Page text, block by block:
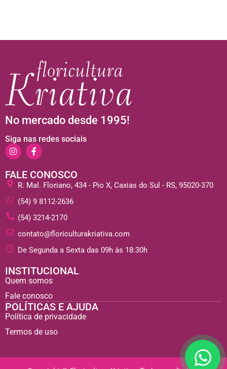
No mercado desde 1995!
Siga nas redes sociais
FALE CONOSCO
R. Mal. Floriano, 434 - Pio X, Caxias do Sul - RS, 95020-370
(54) 9 8112-2636
(54) 3214-2170
contato@floriculturakriativa.com
De Segunda a Sexta das 09h às 18:30h
INSTITUCIONAL
Quem somos
Fale conosco
POLÍTICAS E AJUDA
Política de privacidade
Termos de uso